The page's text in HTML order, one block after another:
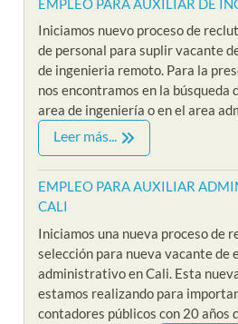
EMPLEO PARA AUXILIAR DE
Iniciamos nuevo proceso de
de personal para suplir vacante
de ingenieria remoto. Para la
nos encontramos en la búsqueda
area de ingeniería o en el area
Leer más...
EMPLEO PARA AUXILIAR
CALI
Iniciamos una nueva proceso de
selección para nueva vacante de
administrativo en Cali. Esta
estamos realizando para
contadores públicos con 20 años